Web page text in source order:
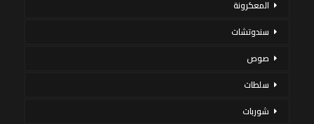
المعكرونة
سندوتشات
صوص
سلطات
شوربات